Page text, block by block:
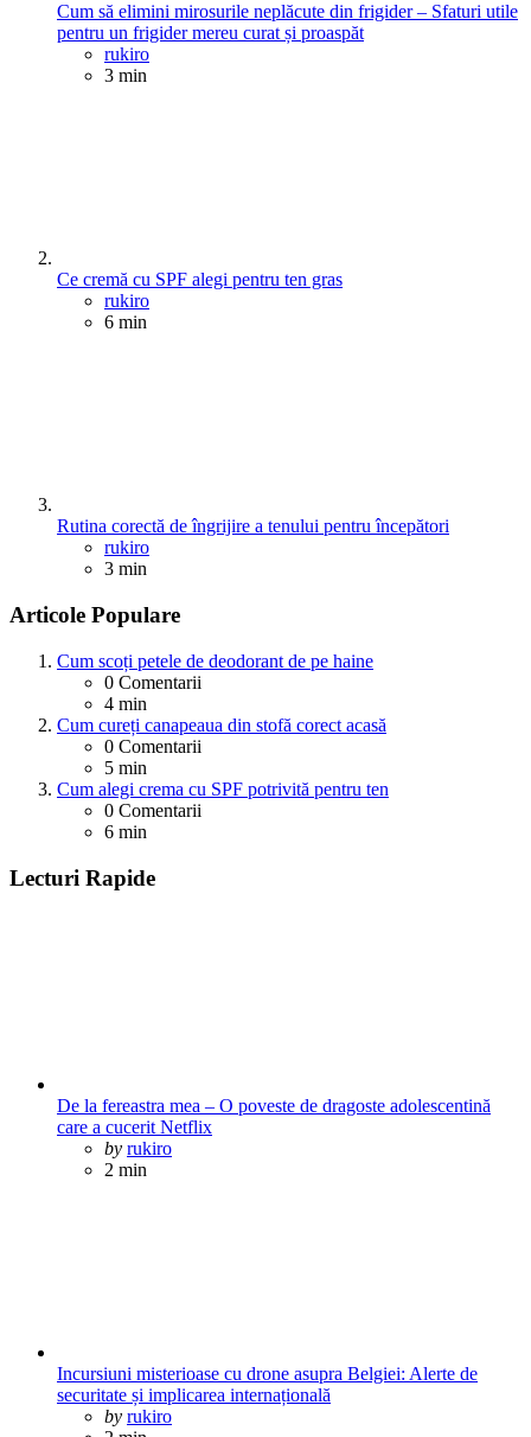
Cum să elimini mirosurile neplăcute din frigider – Sfaturi utile
pentru un frigider mereu curat și proaspăt
Posted
rukiro
3 min
Ce cremă cu SPF alegi pentru ten gras
Posted
rukiro
6 min
Rutina corectă de îngrijire a tenului pentru începători
Posted
rukiro
3 min
Articole Populare
Cum scoți petele de deodorant de pe haine
0 Comentarii
4 min
Cum cureți canapeaua din stofă corect acasă
0 Comentarii
5 min
Cum alegi crema cu SPF potrivită pentru ten
0 Comentarii
6 min
Lecturi Rapide
De la fereastra mea – O poveste de dragoste adolescentină
care a cucerit Netflix
Posted
by rukiro
2 min
Incursiuni misterioase cu drone asupra Belgiei: Alerte de
securitate și implicarea internațională
Posted
by rukiro